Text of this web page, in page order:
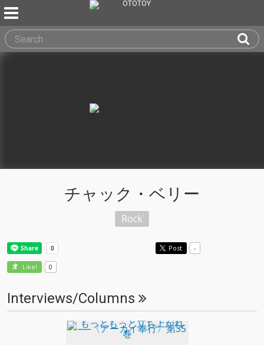
チャック・ベリー
Rock
Post -
Like! 0
Interviews/Columns